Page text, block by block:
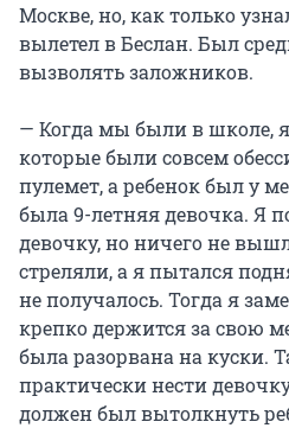
Москве, но, как только
вылетел в Беслан. Был
вызволять заложников.
— Когда мы были в школе, я
которые были совсем
пулемет, а ребенок был у
была 9-летняя девочка. Я
девочку, но ничего не
стреляли, а я пытался
не получалось. Тогда я
крепко держится за свою
была разорвана на куски.
практически нести
должен был вытолкнуть